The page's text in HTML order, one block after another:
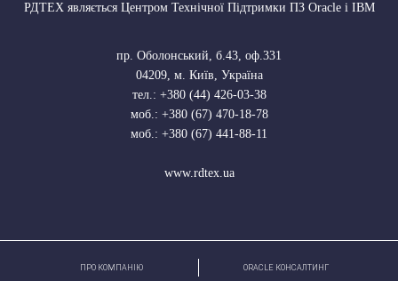
РДТЕХ являється Центром Технічної Підтримки ПЗ Oracle і IBM
пр. Оболонський, б.43, оф.331
04209, м. Київ, Україна
тел.: +380 (44) 426-03-38
моб.: +380 (67) 470-18-78
моб.: +380 (67) 441-88-11
www.rdtex.ua
ПРО КОМПАНІЮ ORACLE КОНСАЛТИНГ